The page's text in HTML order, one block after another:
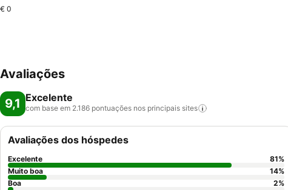
€ 0
Avaliações
9,1 Excelente
com base em 2.186 pontuações nos principais sites
Avaliações dos hóspedes
Excelente 81%
Muito boa
14%
Boa
2%